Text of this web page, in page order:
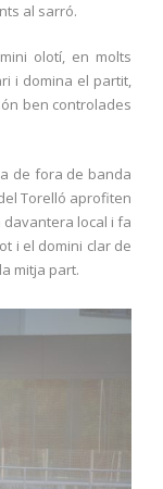
al sarró.
olotí, en molts
i domina el partit,
ben controlades
de fora de banda
Torelló aprofiten
local i fa
i el domini clar de
mitja part.